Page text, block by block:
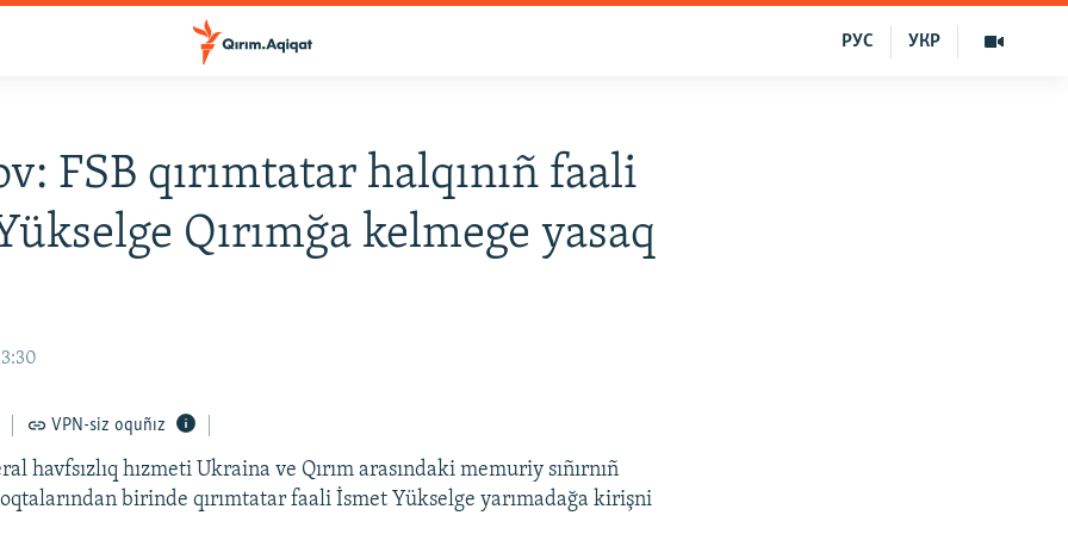
УКР
РУС
FSB qırımtatar halqınıñ faali
Qırımğa kelmege yasaq
VPN-siz oquñız
havfsızlıq hızmeti Ukraina ve Qırım arasındaki memuriy sıñırnıñ
birinde qırımtatar faali İsmet Yükselge yarımadağa kirişni